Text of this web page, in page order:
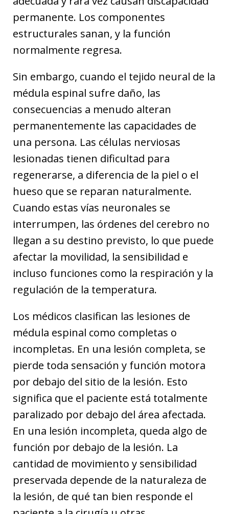
permanente. Los componentes
estructurales sanan, y la función
normalmente regresa.
Sin embargo, cuando el tejido neural de la
médula espinal sufre daño, las
consecuencias a menudo alteran
permanentemente las capacidades de
una persona. Las células nerviosas
lesionadas tienen dificultad para
regenerarse, a diferencia de la piel o el
hueso que se reparan naturalmente.
Cuando estas vías neuronales se
interrumpen, las órdenes del cerebro no
llegan a su destino previsto, lo que puede
afectar la movilidad, la sensibilidad e
incluso funciones como la respiración y la
regulación de la temperatura.
Los médicos clasifican las lesiones de
médula espinal como completas o
incompletas. En una lesión completa, se
pierde toda sensación y función motora
por debajo del sitio de la lesión. Esto
significa que el paciente está totalmente
paralizado por debajo del área afectada.
En una lesión incompleta, queda algo de
función por debajo de la lesión. La
cantidad de movimiento y sensibilidad
preservada depende de la naturaleza de
la lesión, de qué tan bien responde el